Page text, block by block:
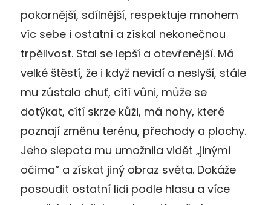
pokornější, sdílnější, respektuje mnohem
víc sebe i ostatní a získal nekonečnou
trpělivost. Stal se lepší a otevřenější. Má
velké štěstí, že i když nevidí a neslyší, stále
mu zůstala chuť, cítí vůni, může se
dotýkat, cítí skrze kůži, má nohy, které
poznají změnu terénu, přechody a plochy.
Jeho slepota mu umožnila vidět „jinými
očima“ a získat jiný obraz světa. Dokáže
posoudit ostatní lidi podle hlasu a více